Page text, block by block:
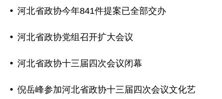
河北省政协今年841件提案已全部交办
河北省政协党组召开扩大会议
河北省政协十三届四次会议闭幕
倪岳峰参加河北省政协十三届四次会议文化艺